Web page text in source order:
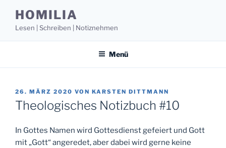
Inhalt
springen
HOMILIA
Lesen | Schreiben | Notiznehmen
Menü
VERÖFFENTLICHT
AM
26. MÄRZ 2020 VON KARSTEN DITTMANN
Theologisches Notizbuch #10
In Gottes Namen wird Gottesdienst gefeiert und Gott
mit „Gott“ angeredet, aber dabei wird gerne keine